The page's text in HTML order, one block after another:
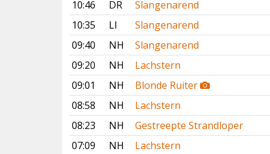
10:46
DR
Slangenarend
10:35
LI
Slangenarend
09:40
NH
Slangenarend
09:20
NH
Lachstern
09:01
NH
Blonde Ruiter
08:58
NH
Lachstern
08:23
NH
Gestreepte Strandloper
07:09
NH
Lachstern